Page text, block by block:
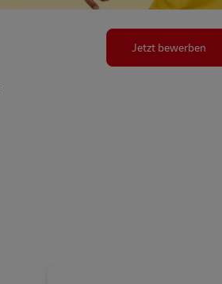
Jetzt bewerben